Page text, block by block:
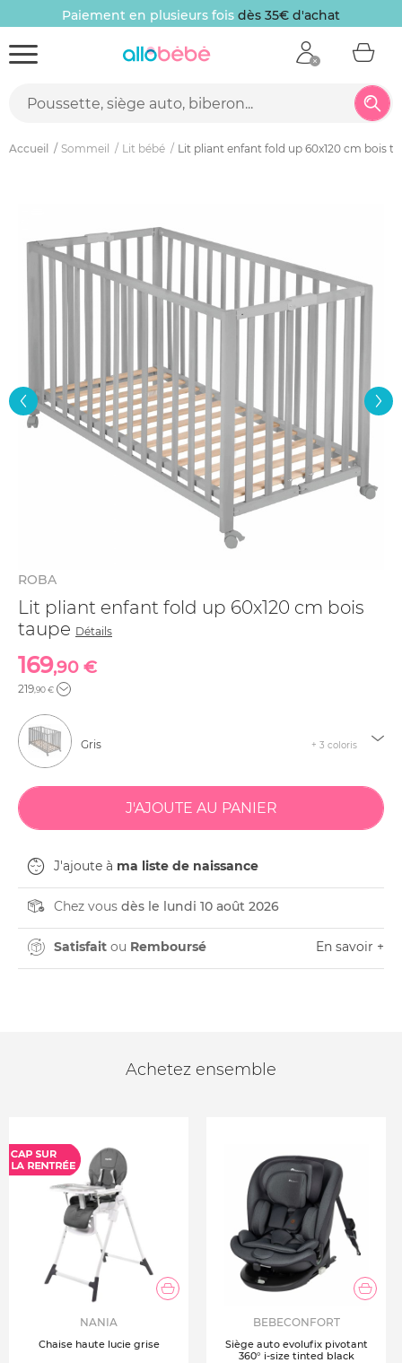
Paiement en plusieurs fois dès 35€ d'achat
Accueil Sommeil Lit bébé Lit pliant enfant fold up 60x120 cm bois
ROBA
Lit pliant enfant fold up 60x120 cm bois
taupe Détails
169,90 €
219,90 €
Gris + 3 coloris
J'ajoute à ma liste de naissance
Chez vous dès le lundi 10 août 2026
Satisfait ou Remboursé En savoir +
Achetez ensemble
NANIA
Chaise haute lucie grise
BEBECONFORT
Siège auto evolufix pivotant
360° i-size tinted black